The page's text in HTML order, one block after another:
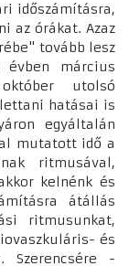
időszámításra,
az órákat. Azaz
tovább lesz
március
utolsó
hatásai is
egyáltalán
mutatott idő a
ritmusával,
kelnénk és
átállás
ritmusunkat,
és
Szerencsére -